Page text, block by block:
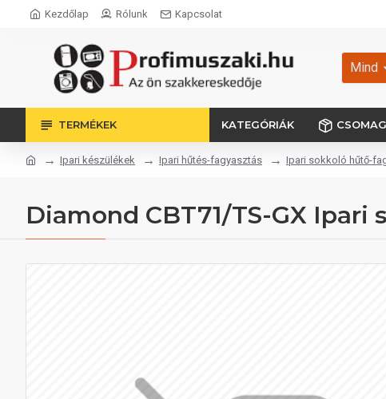
Kezdőlap Rólunk Kapcsolat
Mind
TERMÉKEK KATEGÓRIÁK
Ipari készülékek Ipari hűtés-fagyasztás Ipari sokkoló hűtő-
Diamond CBT71/TS-GX